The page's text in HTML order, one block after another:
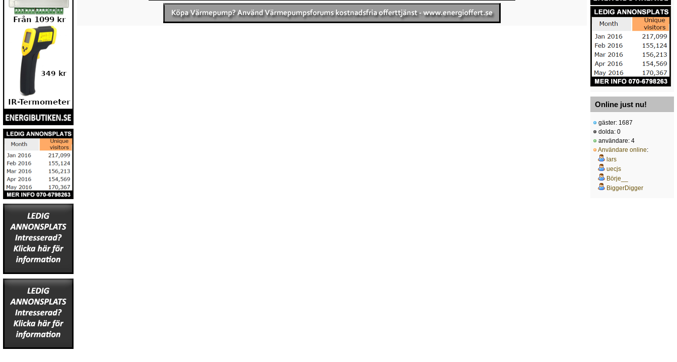
Online just nu!
gäster: 1687
dolda: 0
användare: 4
Användare online:
lars
uecjs
Börje__
BiggerDigger